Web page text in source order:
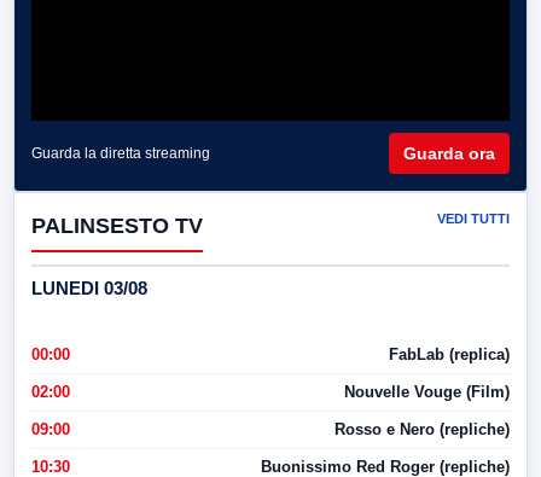
Guarda la diretta streaming Guarda ora
PALINSESTO TV VEDI TUTTI
LUNEDI 03/08
00:00 FabLab (replica)
02:00 Nouvelle Vouge (Film)
09:00 Rosso e Nero (repliche)
10:30 Buonissimo Red Roger (repliche)